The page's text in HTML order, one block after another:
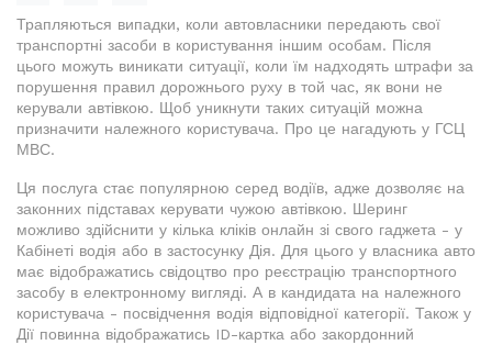
Трапляються випадки, коли автовласники передають свої
транспортні засоби в користування іншим особам. Після
цього можуть виникати ситуації, коли їм надходять штрафи за
порушення правил дорожнього руху в той час, як вони не
керували автівкою. Щоб уникнути таких ситуацій можна
призначити належного користувача. Про це нагадують у ГСЦ
МВС.
Ця послуга стає популярною серед водіїв, адже дозволяє на
законних підставах керувати чужою автівкою. Шеринг
можливо здійснити у кілька кліків онлайн зі свого гаджета - у
Кабінеті водія або в застосунку Дія. Для цього у власника авто
має відображатись свідоцтво про реєстрацію транспортного
засобу в електронному вигляді. А в кандидата на належного
користувача - посвідчення водія відповідної категорії. Також у
Дії повинна відображатись ID-картка або закордонний